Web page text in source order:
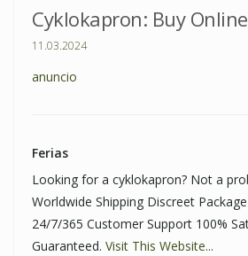
Cyklokapron: Buy
11.03.2024
anuncio
Ferias
Looking for a cyklokapron? Not a
Worldwide Shipping Discreet
24/7/365 Customer Support 100%
Guaranteed. Visit This Website...